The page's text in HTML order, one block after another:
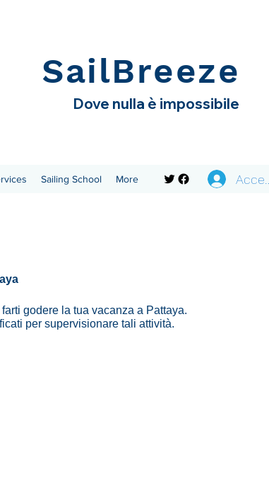
SailBreeze
Dove nulla è impossibile
Sailing School More Accedi
godere la tua vacanza a Pattaya.
per supervisionare tali attività.